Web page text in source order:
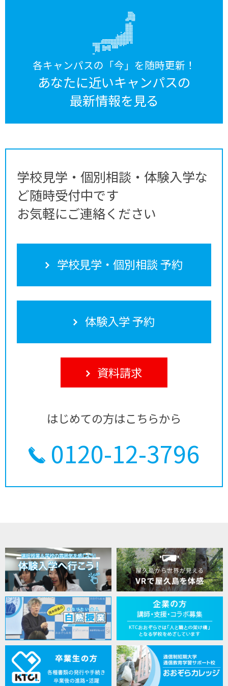
各キャンパスの「今」を随時更新！
あなたに近いキャンパスの
最新情報を見る
学校見学・個別相談・体験入学な
ど随時受付中です
お気軽にご連絡ください
学校見学・個別相談 予約
体験入学 予約
資料請求
はじめての方はこちらから
0120-12-3796